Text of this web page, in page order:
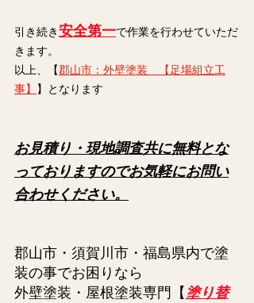
引き続き安全第一で作業を行わせていただ
きます。
以上、【郡山市：外壁塗装　【足場組立工
事】
】となります
お見積り・現地調査共に無料とな
っておりますのでお気軽にお問い
合わせください。
郡山市・須賀川市・福島県内で塗
装の事でお困りなら
外壁塗装・屋根塗装専門【 塗り替